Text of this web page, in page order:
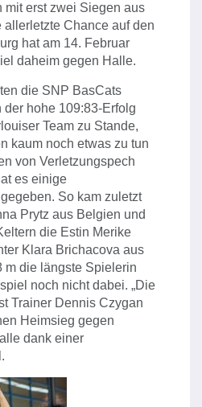
erst zwei Siegen aus
Chance auf den
hat am 14. Februar
daheim gegen Halle.
die SNP BasCats
hohe 109:83-Erfolg
Team zu Stande,
kaum noch etwas zu tun
von Verletzungspech
es einige
So kam zuletzt
Prytz aus Belgien und
die Estin Merike
Klara Brichacova aus
m die längste Spielerin
noch nicht dabei. „Die
Trainer Dennis Czygan
Heimsieg gegen
dank einer